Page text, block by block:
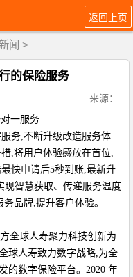
返回上页
闻 >
的保险服务
来源：
一服务
务,不断升级改造服务体
,将用户体验感放在首位,
快申请后5秒到账,最新升
现智慧获取、传递服务温度
品牌,提升客户体验。
全球人寿聚力科技创新为
球人寿致力数字战略,为全
的数字保险平台。2020 年